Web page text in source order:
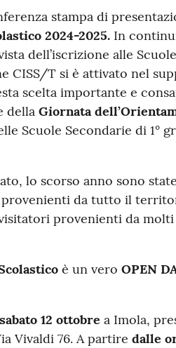
stampa di
2024-2025.In
dell’iscrizione alle
CISS/T si è attivato nel
scelta importante e
della Giornata
Scuole Secondarie di 1°
lo scorso anno sono
provenienti da tutto il
provenienti da
è un vero OPEN
sabato 12 ottobre a Imola,
Vivaldi 76. A partire dalle